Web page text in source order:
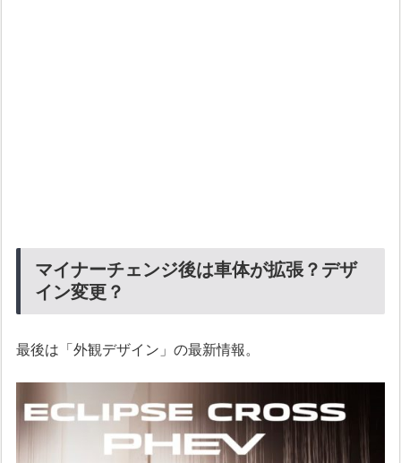
マイナーチェンジ後は車体が拡張？デザ
イン変更？
最後は「外観デザイン」の最新情報。